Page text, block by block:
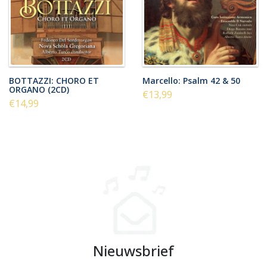
BOTTAZZI: CHORO ET
ORGANO (2CD)
€14,99
Marcello: Psalm 42 & 50
€13,99
Nieuwsbrief